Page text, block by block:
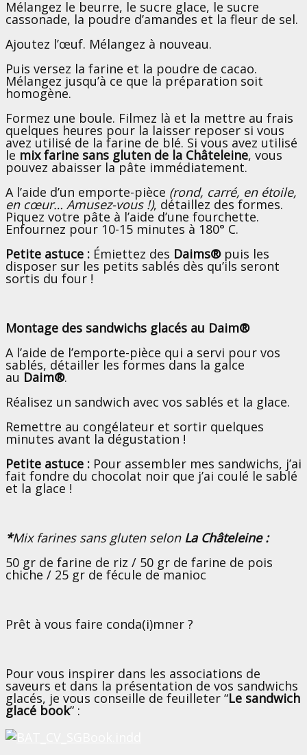
Mélangez le beurre, le sucre glace, le sucre
cassonade, la poudre d’amandes et la fleur de sel.
Ajoutez l’œuf. Mélangez à nouveau.
Puis versez la farine et la poudre de cacao.
Mélangez jusqu’à ce que la préparation soit
homogène.
Formez une boule. Filmez là et la mettre au frais
quelques heures pour la laisser reposer si vous
avez utilisé de la farine de blé. Si vous avez utilisé
le mix farine sans gluten de la Châteleine, vous
pouvez abaisser la pâte immédiatement.
A l’aide d’un emporte-pièce (rond, carré, en étoile,
en cœur… Amusez-vous !), détaillez des formes.
Piquez votre pâte à l’aide d’une fourchette.
Enfournez pour 10-15 minutes à 180° C.
Petite astuce : Émiettez des Daims®puis les
disposer sur les petits sablés dès qu’ils seront
sortis du four !
Montage des sandwichs glacés au Daim®
A l’aide de l’emporte-pièce qui a servi pour vos
sablés, détailler les formes dans la galce
au Daim®.
Réalisez un sandwich avec vos sablés et la glace.
Remettre au congélateur et sortir quelques
minutes avant la dégustation !
Petite astuce : Pour assembler mes sandwichs, j’ai
fait fondre du chocolat noir que j’ai coulé le sablé
et la glace !
*Mix farines sans gluten selonLa Châteleine :
50 gr de farine de riz / 50 gr de farine de pois
chiche / 25 gr de fécule de manioc
Prêt à vous faire conda(i)mner ?
Pour vous inspirer dans les associations de
saveurs et dans la présentation de vos sandwichs
glacés, je vous conseille de feuilleter “Le sandwich
glacé book” :